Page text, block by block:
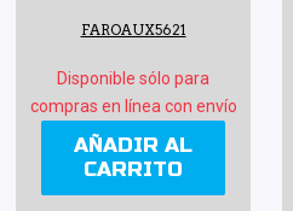
FAROAUX5621
Disponible sólo para
compras en línea con envío
AÑADIR AL
CARRITO